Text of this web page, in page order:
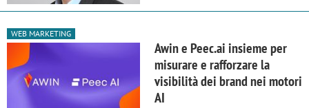
WEB MARKETING
Awin e Peec.ai insieme per
misurare e rafforzare la
visibilità dei brand nei motori
AI